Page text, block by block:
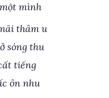
mình
thâm u
sóng thu
tiếng
ôn nhu